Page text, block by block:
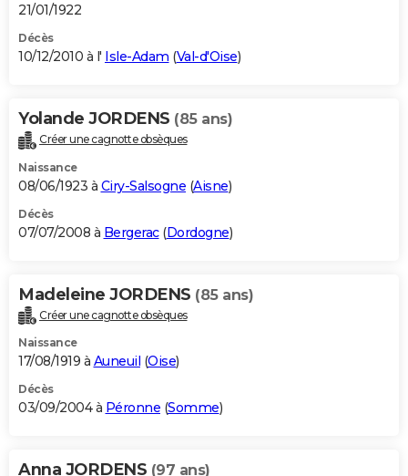
21/01/1922
Décès
10/12/2010 à l' Isle-Adam (Val-d'Oise)
Yolande JORDENS (85 ans)
Créer une cagnotte obsèques
Naissance
08/06/1923 à Ciry-Salsogne (Aisne)
Décès
07/07/2008 à Bergerac(Dordogne)
Madeleine JORDENS (85 ans)
Créer une cagnotte obsèques
Naissance
17/08/1919 à Auneuil (Oise)
Décès
03/09/2004 à Péronne (Somme)
Anna JORDENS (97 ans)